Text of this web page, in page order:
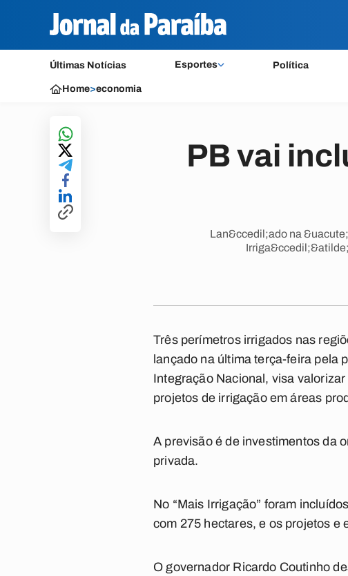
Últimas Notícias Esportes Política
Home>economia
PB vai
Lan&ccedil;ado na
Três perímetros irrigados nas
lançado na última terça-feira pela
Integração Nacional, visa
projetos de irrigação em áreas
A previsão é de investimentos da
privada.
No “Mais Irrigação” foram
com 275 hectares, e os projetos e
O governador Ricardo Coutinho